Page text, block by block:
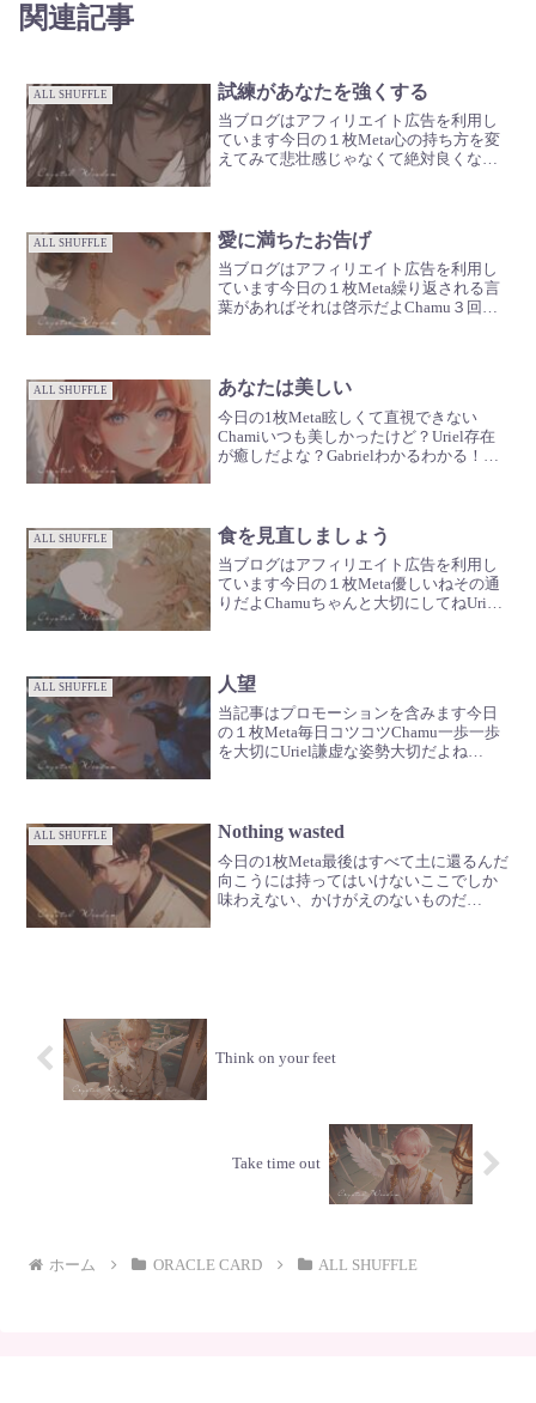
関連記事
ALL SHUFFLE 試練があなたを強くする
当ブログはアフィリエイト広告を利用し
ています今日の１枚Meta心の持ち方を変
えてみて悲壮感じゃなくて絶対良くなる
心...
ALL SHUFFLE 愛に満ちたお告げ
当ブログはアフィリエイト広告を利用し
ています今日の１枚Meta繰り返される言
葉があればそれは啓示だよChamu３回聞
ALL SHUFFLE あなたは美しい
今日の1枚Meta眩しくて直視できない
Chamiいつも美しかったけど？Uriel存在
が癒しだよな？Gabrielわかるわかる！も
ALL SHUFFLE 食を見直しましょう
当ブログはアフィリエイト広告を利用し
ています今日の１枚Meta優しいねその通
りだよChamuちゃんと大切にしてねUriel
ALL SHUFFLE 人望
当記事はプロモーションを含みます今日
の１枚Meta毎日コツコツChamu一歩一歩
を大切にUriel謙虚な姿勢大切だよね
ALL SHUFFLE Nothing wasted
今日の1枚Meta最後はすべて土に還るんだ
向こうには持ってはいけないここでしか
味わえない、かけがえのないものだ
Think on your feet
Take time out
ホーム ORACLE CARD ALL SHUFFLE